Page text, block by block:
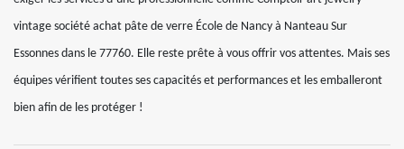
vintage société achat pâte de verre École de Nancy à Nanteau Sur
Essonnes dans le 77760. Elle reste prête à vous offrir vos attentes. Mais ses
équipes vérifient toutes ses capacités et performances et les emballeront
bien afin de les protéger !